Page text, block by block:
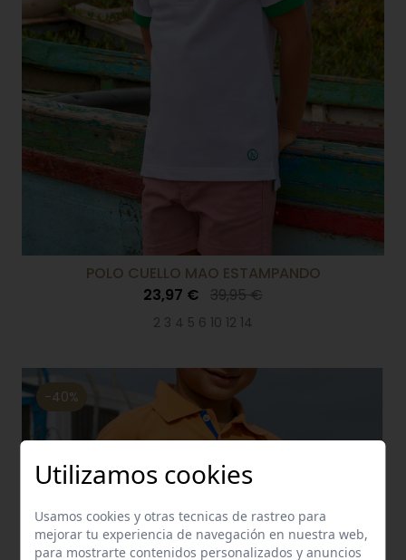
POLO CUELLO MAO ESTAMPANDO
23,97 € 39,95 €
2 3 4 5 6 10 12 14
-40%
Utilizamos cookies
Usamos cookies y otras tecnicas de rastreo para
mejorar tu experiencia de navegación en nuestra web,
para mostrarte contenidos personalizados y anuncios